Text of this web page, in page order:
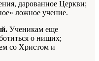
дарованное Церкви;
ложное учение.
Ученикам еще
о нищих;
со Христом и